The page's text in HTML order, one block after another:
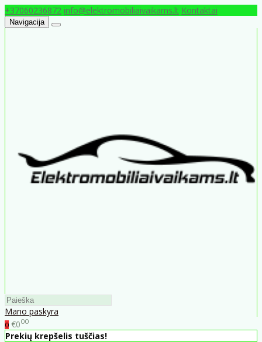
+37060236872 info@elektromobiliaivaikams.lt Kontaktai
Navigacija
Mano paskyra
0 €000
Prekių krepšelis tuščias!